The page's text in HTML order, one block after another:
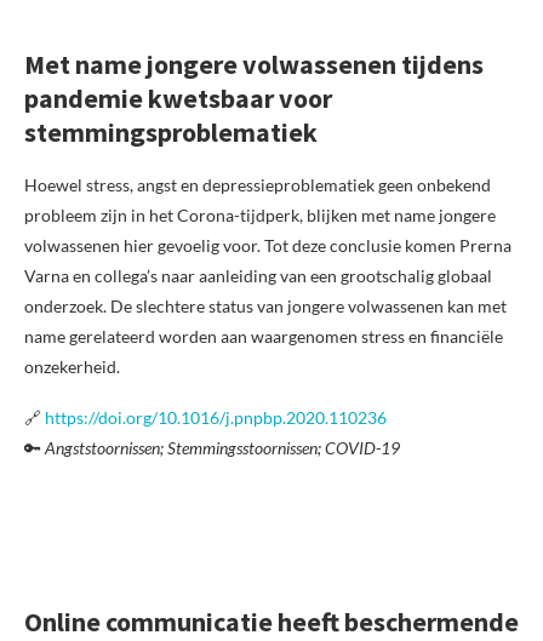
Met name jongere volwassenen tijdens
pandemie kwetsbaar voor
stemmingsproblematiek
Hoewel stress, angst en depressieproblematiek geen onbekend
probleem zijn in het Corona-tijdperk, blijken met name jongere
volwassenen hier gevoelig voor. Tot deze conclusie komen Prerna
Varna en collega’s naar aanleiding van een grootschalig globaal
onderzoek. De slechtere status van jongere volwassenen kan met
name gerelateerd worden aan waargenomen stress en financiële
onzekerheid.
🔗 https://doi.org/10.1016/j.pnpbp.2020.110236
🔑Angststoornissen; Stemmingsstoornissen; COVID-19
Online communicatie heeft beschermende